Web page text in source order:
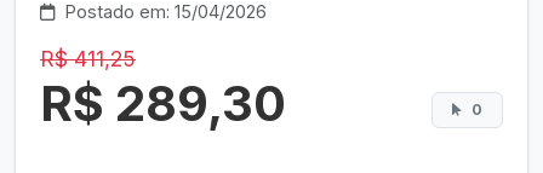
Postado em: 15/04/2026
R$ 411,25
R$ 289,30 0